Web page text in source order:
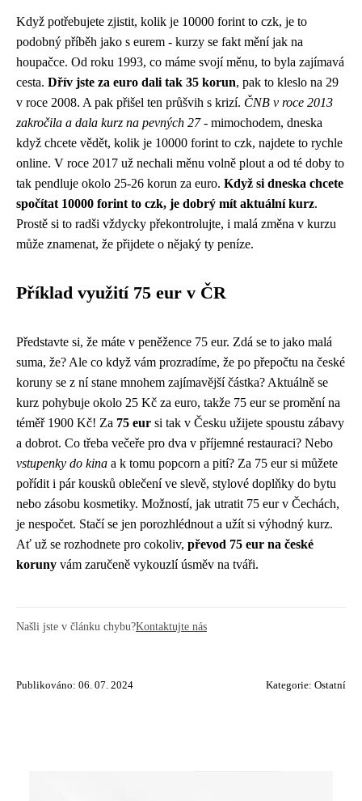
Když potřebujete zjistit, kolik je 10000 forint to czk, je to
podobný příběh jako s eurem - kurzy se fakt mění jak na
houpačce. Od roku 1993, co máme svojí měnu, to byla zajímavá
cesta. Dřív jste za euro dali tak 35 korun, pak to kleslo na 29
v roce 2008. A pak přišel ten průšvih s krizí. ČNB v roce 2013
zakročila a dala kurz na pevných 27- mimochodem, dneska
když chcete vědět, kolik je 10000 forint to czk, najdete to rychle
online. V roce 2017 už nechali měnu volně plout a od té doby to
tak pendluje okolo 25-26 korun za euro. Když si dneska chcete
spočítat 10000 forint to czk, je dobrý mít aktuální kurz.
Prostě si to radši vždycky překontrolujte, i malá změna v kurzu
může znamenat, že přijdete o nějaký ty peníze.
Příklad využití 75 eur v ČR
Představte si, že máte v peněžence 75 eur. Zdá se to jako malá
suma, že? Ale co když vám prozradíme, že po přepočtu na české
koruny se z ní stane mnohem zajímavější částka? Aktuálně se
kurz pohybuje okolo 25 Kč za euro, takže 75 eur se promění na
téměř 1900 Kč! Za 75 eur si tak v Česku užijete spoustu zábavy
a dobrot. Co třeba večeře pro dva v příjemné restauraci? Nebo
vstupenky do kina a k tomu popcorn a pití? Za 75 eur si můžete
pořídit i pár kousků oblečení ve slevě, stylové doplňky do bytu
nebo zásobu kosmetiky. Možností, jak utratit 75 eur v Čechách,
je nespočet. Stačí se jen porozhlédnout a užít si výhodný kurz.
Ať už se rozhodnete pro cokoliv, převod 75 eur na české
koruny vám zaručeně vykouzlí úsměv na tváři.
Našli jste v článku chybu?Kontaktujte nás
Publikováno: 06. 07. 2024 Kategorie: Ostatní